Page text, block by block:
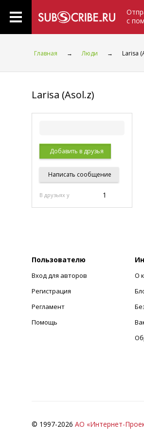
с
Главная → Люди → Larisa
Larisa (Asol.z)
Добавить в друзья
Написать сообщение
В друзьях у 1
Пользователю
Вход для авторов
Регистрация
Регламент
Помощь
О
© 1997-2026 АО «Интернет-